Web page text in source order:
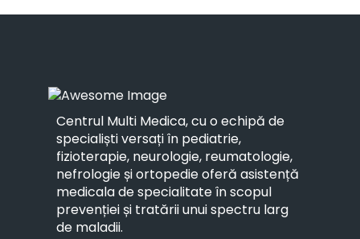
Centrul Multi Medica, cu o echipă de
specialiști versați în pediatrie,
fizioterapie, neurologie, reumatologie,
nefrologie și ortopedie oferă asistență
medicala de specialitate în scopul
prevenției și tratării unui spectru larg
de maladii.